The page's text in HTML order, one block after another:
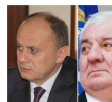
ՄԻՋԱԶԳԱՅԻՆ
ՄՇԱԿՈՒՅԹ
ՍՊՈՐՏ
ՄԵԿՆԱԲԱՆՈՒԹՅՈՒՆ
ՏՏ ԵՒ ԻՆՏԵՐՆԵՏ
ԿՈՐՈՆԱՎԻՐՈՒՍ